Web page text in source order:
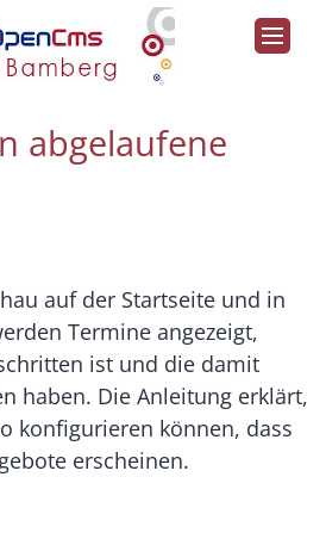
abgelaufene
auf der Startseite und in
Termine angezeigt,
ist und die damit
haben. Die Anleitung erklärt,
konfigurieren können, dass
erscheinen.